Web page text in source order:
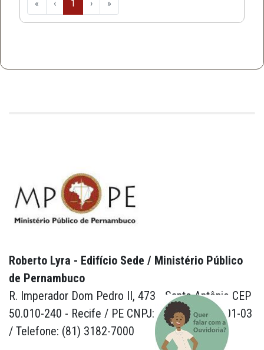
« ‹ 1 › »
Roberto Lyra - Edifício Sede / Ministério Público
de Pernambuco
R. Imperador Dom Pedro II, 473 - Santo Antônio CEP
50.010-240 - Recife / PE CNPJ: 24.417.065/0001-03
/ Telefone: (81) 3182-7000